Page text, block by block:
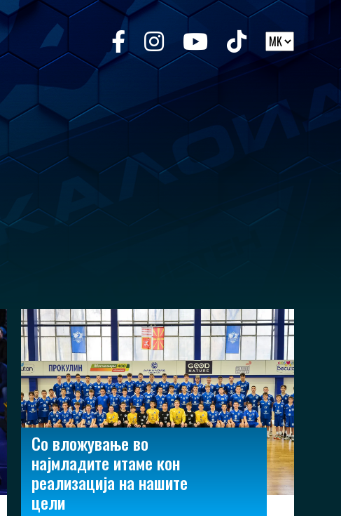
Со вложување во
најмладите итаме кон
реализација на нашите
цели